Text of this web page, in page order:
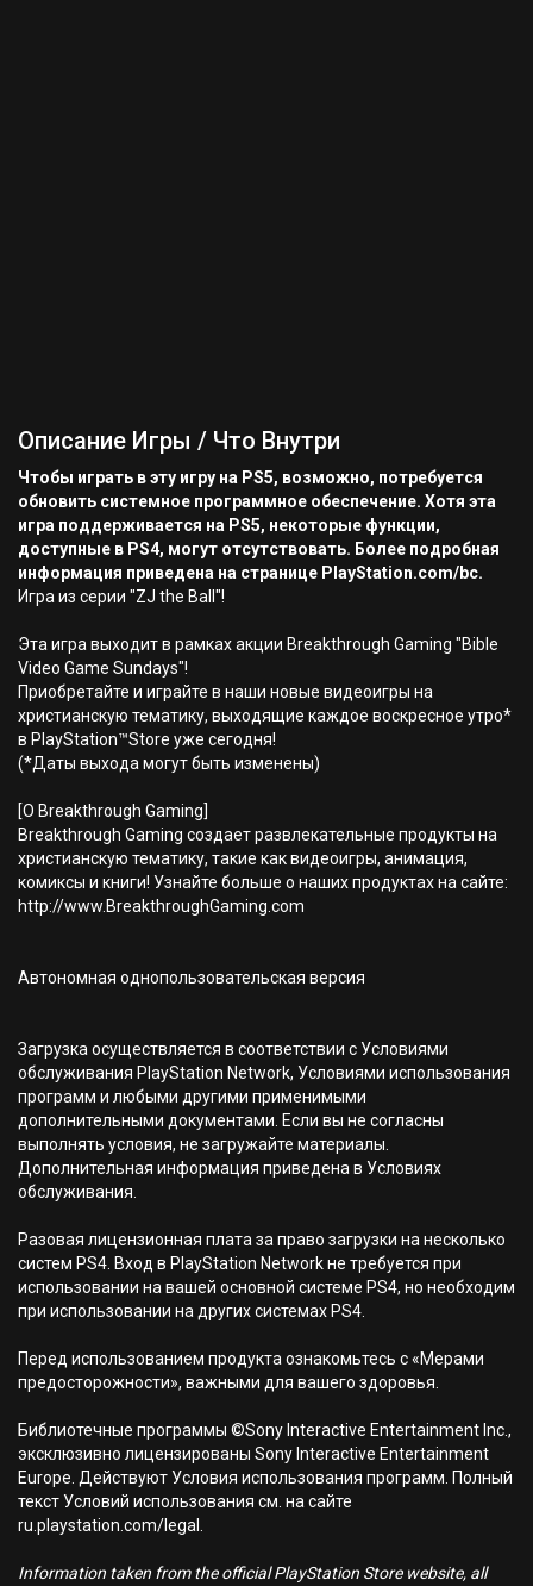
Описание Игры / Что Внутри
Чтобы играть в эту игру на PS5, возможно, потребуется
обновить системное программное обеспечение. Хотя эта
игра поддерживается на PS5, некоторые функции,
доступные в PS4, могут отсутствовать. Более подробная
информация приведена на странице PlayStation.com/bc.
Игра из серии "ZJ the Ball"!
Эта игра выходит в рамках акции Breakthrough Gaming "Bible
Video Game Sundays"!
Приобретайте и играйте в наши новые видеоигры на
христианскую тематику, выходящие каждое воскресное утро*
в PlayStation™Store уже сегодня!
(*Даты выхода могут быть изменены)
[О Breakthrough Gaming]
Breakthrough Gaming создает развлекательные продукты на
христианскую тематику, такие как видеоигры, анимация,
комиксы и книги! Узнайте больше о наших продуктах на сайте:
http://www.BreakthroughGaming.com
Автономная однопользовательская версия
Загрузка осуществляется в соответствии с Условиями
обслуживания PlayStation Network, Условиями использования
программ и любыми другими применимыми
дополнительными документами. Если вы не согласны
выполнять условия, не загружайте материалы.
Дополнительная информация приведена в Условиях
обслуживания.
Разовая лицензионная плата за право загрузки на несколько
систем PS4. Вход в PlayStation Network не требуется при
использовании на вашей основной системе PS4, но необходим
при использовании на других системах PS4.
Перед использованием продукта ознакомьтесь с «Мерами
предосторожности», важными для вашего здоровья.
Библиотечные программы ©Sony Interactive Entertainment Inc.,
эксклюзивно лицензированы Sony Interactive Entertainment
Europe. Действуют Условия использования программ. Полный
текст Условий использования см. на сайте
ru.playstation.com/legal.
Information taken from the official PlayStation Store website, all